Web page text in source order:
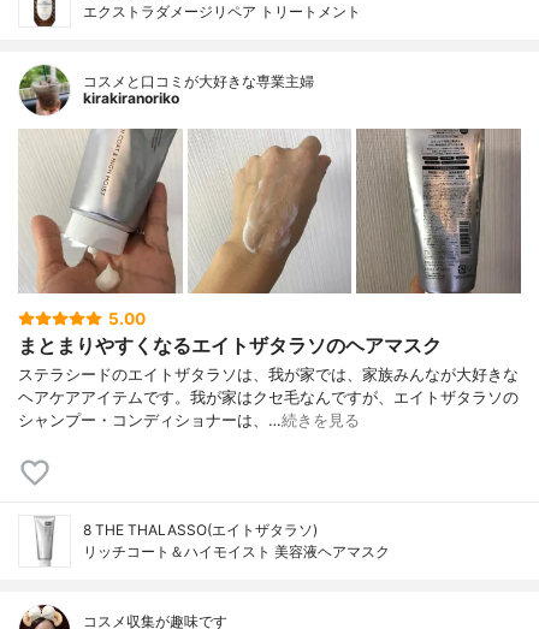
エクストラダメージリペア トリートメント
コスメと口コミが大好きな専業主婦
kirakiranoriko
5.00
まとまりやすくなるエイトザタラソのヘアマスク
ステラシードのエイトザタラソは、我が家では、家族みんなが大好きな
ヘアケアアイテムです。我が家はクセ毛なんですが、エイトザタラソの
シャンプー・コンディショナーは、…続きを見る
8 THE THALASSO(エイトザタラソ)
リッチコート＆ハイモイスト 美容液ヘアマスク
コスメ収集が趣味です